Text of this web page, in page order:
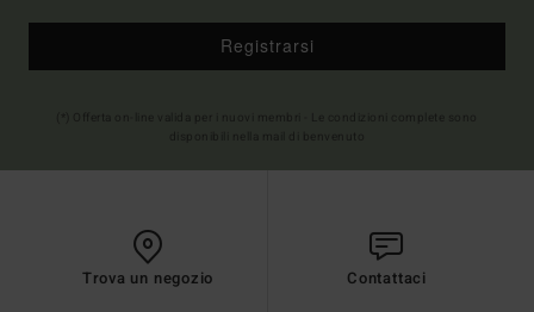
Registrarsi
Trova un negozio Contattaci